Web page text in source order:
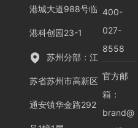
港城大道988号临
港科创园23-1
苏州分部：江
苏省苏州市高新区
通安镇华金路292
400-
027-
8558
官方邮
箱：
brand@